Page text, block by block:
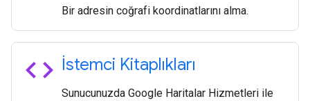
Bir adresin coğrafi koordinatlarını alma.
code İstemci Kitaplıkları
Sunucunuzda Google Haritalar Hizmetleri ile